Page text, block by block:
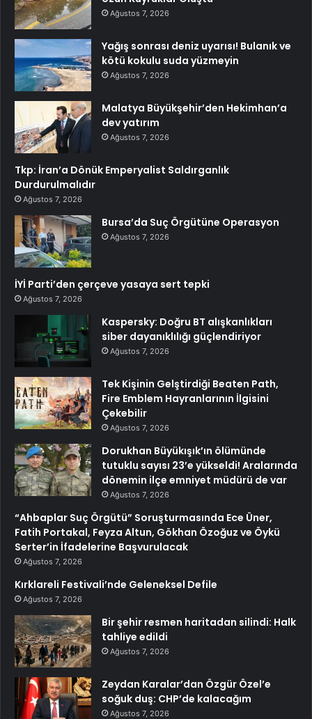
Ağustos 7, 2026
Yağış sonrası deniz uyarısı! Bulanık ve
kötü kokulu suda yüzmeyin
Ağustos 7, 2026
Malatya Büyükşehir’den Hekimhan’a
dev yatırım
Ağustos 7, 2026
Tkp: İran’a Dönük Emperyalist Saldırganlık
Durdurulmalıdır
Ağustos 7, 2026
Bursa’da Suç Örgütüne Operasyon
Ağustos 7, 2026
İYİ Parti’den çerçeve yasaya sert tepki
Ağustos 7, 2026
Kaspersky: Doğru BT alışkanlıkları
siber dayanıklılığı güçlendiriyor
Ağustos 7, 2026
Tek Kişinin Gelştirdiği Beaten Path,
Fire Emblem Hayranlarının İlgisini
Çekebilir
Ağustos 7, 2026
Dorukhan Büyükışık’ın ölümünde
tutuklu sayısı 23’e yükseldi! Aralarında
dönemin ilçe emniyet müdürü de var
Ağustos 7, 2026
“Ahbaplar Suç Örgütü” Soruşturmasında Ece Üner,
Fatih Portakal, Feyza Altun, Gökhan Özoğuz ve Öykü
Serter’in İfadelerine Başvurulacak
Ağustos 7, 2026
Kırklareli Festivali’nde Geleneksel Defile
Ağustos 7, 2026
Bir şehir resmen haritadan silindi: Halk
tahliye edildi
Ağustos 7, 2026
Zeydan Karalar’dan Özgür Özel’e
soğuk duş: CHP’de kalacağım
Ağustos 7, 2026